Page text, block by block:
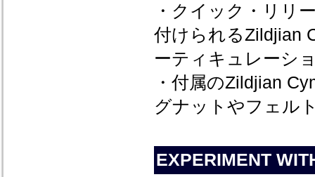
・クイック・リリ
付けられるZildjian
ーティキュレーシ
・付属のZildjian
グナットやフェル
EXPERIMENT